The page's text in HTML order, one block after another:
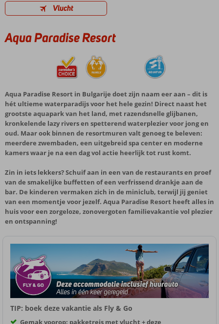
Vlucht
Aqua Paradise Resort
Aqua Paradise Resort in Bulgarije doet zijn naam eer aan – dit is
hét ultieme waterparadijs voor het hele gezin! Direct naast het
grootste aquapark van het land, met razendsnelle glijbanen,
kronkelende lazy rivers en spetterend waterplezier voor jong en
oud. Maar ook binnen de resortmuren valt genoeg te beleven:
meerdere zwembaden, een uitgebreid spa center en moderne
kamers waar je na een dag vol actie heerlijk tot rust komt.
Zin in iets lekkers? Schuif aan in een van de restaurants en proef
van de smakelijke buffetten of een verfrissend drankje aan de
bar. De kinderen vermaken zich in de miniclub, terwijl jij geniet
van een momentje voor jezelf. Aqua Paradise Resort heeft alles in
huis voor een zorgeloze, zonovergoten familievakantie vol plezier
en ontspanning!
TIP: boek deze vakantie als Fly & Go
Gemak voorop: pakketreis met vlucht + deze